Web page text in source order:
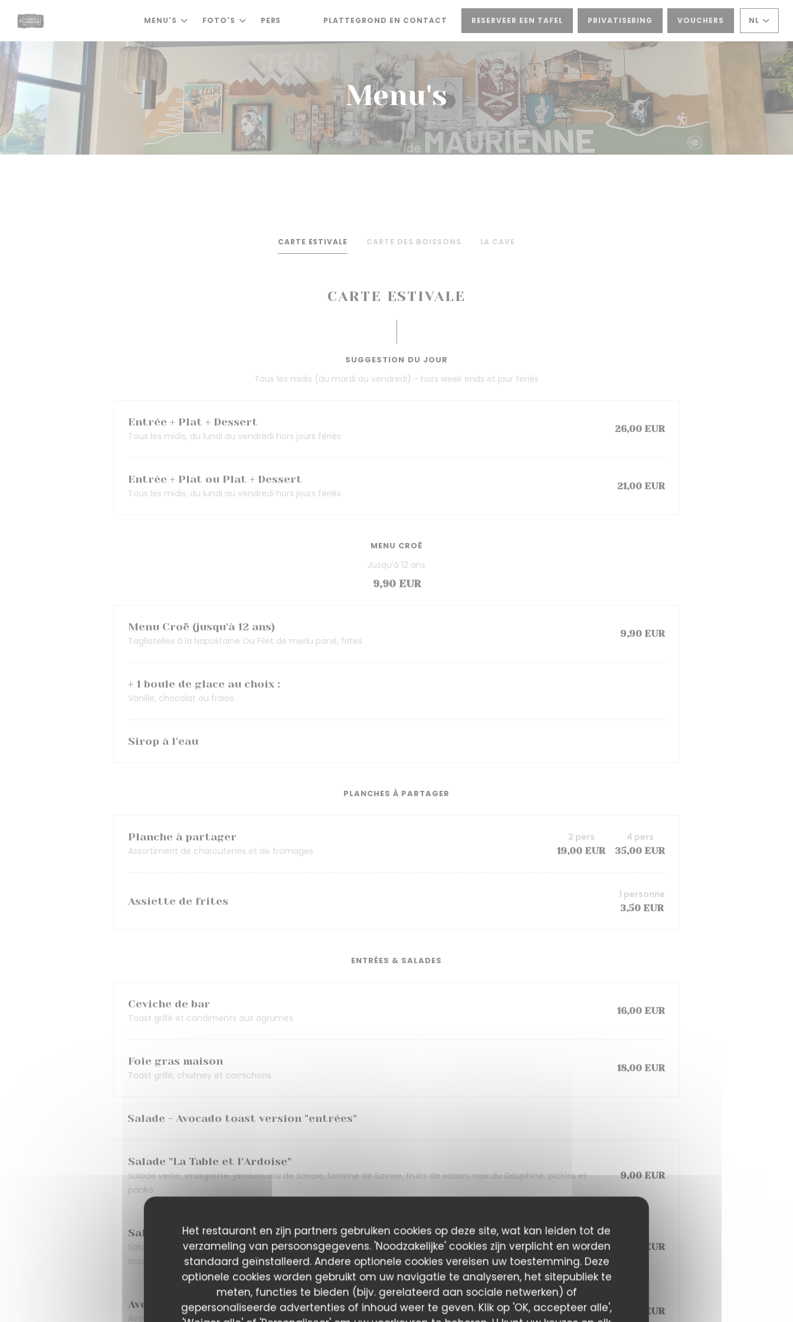
Het restaurant en zijn partners gebruiken cookies op deze site, wat kan leiden tot de
verzameling van persoonsgegevens. 'Noodzakelijke' cookies zijn verplicht en worden
standaard geïnstalleerd. Andere optionele cookies vereisen uw toestemming. Deze
optionele cookies worden gebruikt om uw navigatie te analyseren, het sitepubliek te
meten, functies te bieden (bijv. gerelateerd aan sociale netwerken) of
gepersonaliseerde advertenties of inhoud weer te geven. Klik op 'OK, accepteer alle',
MENU'S FOTO'S PERS PLATTEGROND EN CONTACT RESERVEER EEN TAFEL PRIVATISERING VOUCHERS NL
Menu's
CARTE ESTIVALE CARTE DES BOISSONS LA CAVE
CARTE ESTIVALE
SUGGESTION DU JOUR
Tous les midis (du mardi au vendredi) - hors week ends et jour fériés
Entrée + Plat + Dessert
Tous les midis, du lundi au vendredi hors jours fériés
26,00 EUR
Entrée + Plat ou Plat + Dessert
Tous les midis, du lundi au vendredi hors jours fériés
21,00 EUR
MENU CROË
Jusqu'à 12 ans
9,90 EUR
Menu Croë (jusqu'à 12 ans)
Tagliatelles à la Napolitaine Ou Filet de merlu pané, frites
9,90 EUR
+ 1 boule de glace au choix :
Vanille, chocolat ou fraise
Sirop à l'eau
PLANCHES À PARTAGER
Planche à partager
Assortiment de charcuteries et de fromages
19,00 EUR
2 pers
35,00 EUR
4 pers
Assiette de frites
3,50 EUR
1 personne
ENTRÉES & SALADES
Ceviche de bar
Toast grillé et condiments aux agrumes
16,00 EUR
Foie gras maison
Toast grillé, chutney et cornichons
18,00 EUR
Salade - Avocado toast version "entrées"
Salade "La Table et l'Ardoise"
Salade verte, vinaigrette, jambon cru de Savoie, tomme de Savoie, fruits de saison, noix du Dauphiné, pickles et
panko
9,00 EUR
Salade gourmande estivale
Salade verte, vinaigrette façon pesto, pignons de pin, parmesan, tomates cerises et tomates confites, œuf mollet,
croutons à l’ail et pickles
9,00 EUR
Avocado toast
Avocat frais, toast, crème d’avocat assaisonnée, salsa verde, pickles et mesclun (+1€ supplément œuf mollet)
12,00 EUR